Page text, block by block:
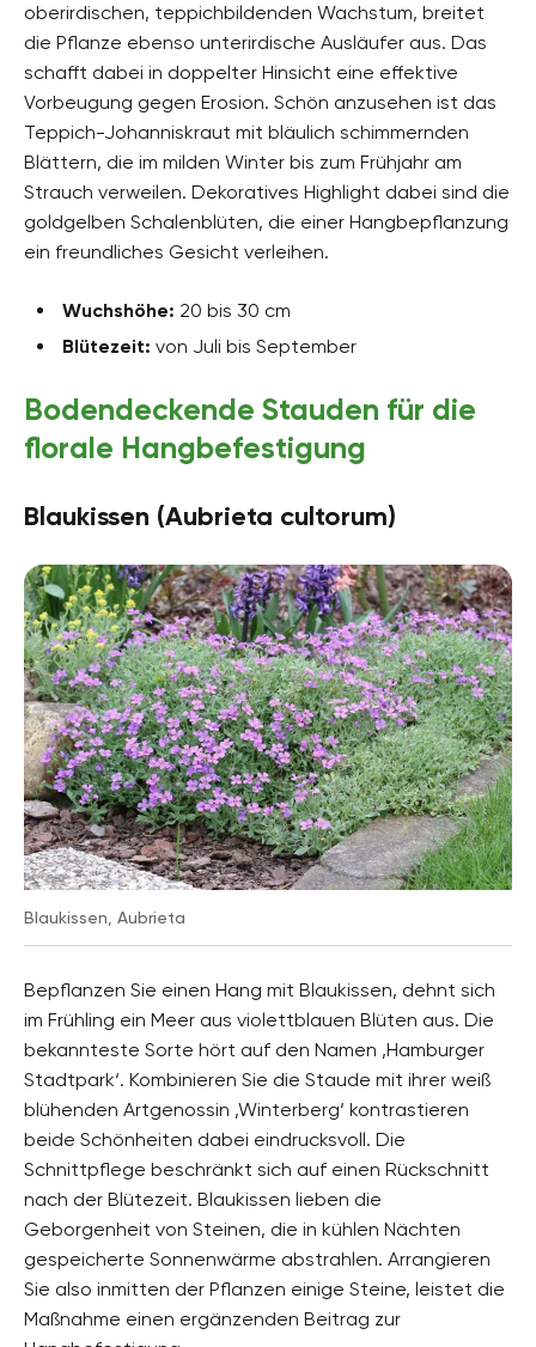
oberirdischen, teppichbildenden Wachstum, breitet
die Pflanze ebenso unterirdische Ausläufer aus. Das
schafft dabei in doppelter Hinsicht eine effektive
Vorbeugung gegen Erosion. Schön anzusehen ist das
Teppich-Johanniskraut mit bläulich schimmernden
Blättern, die im milden Winter bis zum Frühjahr am
Strauch verweilen. Dekoratives Highlight dabei sind die
goldgelben Schalenblüten, die einer Hangbepflanzung
ein freundliches Gesicht verleihen.
Wuchshöhe: 20 bis 30 cm
Blütezeit: von Juli bis September
Bodendeckende Stauden für die
florale Hangbefestigung
Blaukissen (Aubrieta cultorum)
Blaukissen, Aubrieta
Bepflanzen Sie einen Hang mit Blaukissen, dehnt sich
im Frühling ein Meer aus violettblauen Blüten aus. Die
bekannteste Sorte hört auf den Namen ‚Hamburger
Stadtpark‘. Kombinieren Sie die Staude mit ihrer weiß
blühenden Artgenossin ‚Winterberg‘ kontrastieren
beide Schönheiten dabei eindrucksvoll. Die
Schnittpflege beschränkt sich auf einen Rückschnitt
nach der Blütezeit. Blaukissen lieben die
Geborgenheit von Steinen, die in kühlen Nächten
gespeicherte Sonnenwärme abstrahlen. Arrangieren
Sie also inmitten der Pflanzen einige Steine, leistet die
Maßnahme einen ergänzenden Beitrag zur